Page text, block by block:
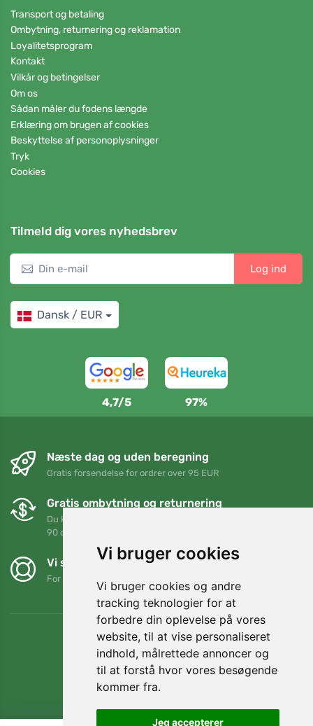
Vi bruger cookies
Vi bruger cookies og andre
tracking teknologier for at
forbedre din oplevelse på vores
website, til at vise personaliseret
indhold, målrettede annoncer og
til at forstå hvor vores besøgende
kommer fra.
Jeg accepterer
Transport og betaling
Ombytning, returnering og reklamation
Loyalitetsprogram
Kontakt
Vilkår og betingelser
Om os
Sådan måler du fodens længde
Erklæring om brugen af cookies
Beskyttelse af personoplysninger
Tryk
Cookies
Tilmeld dig vores nyhedsbrev
Log ind
Dansk / EUR
4,7/5 97%
Næste dag og uden beregning
Gratis forsendelse for ordrer over 95 EUR
Gratis ombytning og returnering
Du kan returnere eller bytte din ordre når som helst inden for
90 dage
Vi støtter Trees.org
For hver ordre planter vi et træ! Læs mere